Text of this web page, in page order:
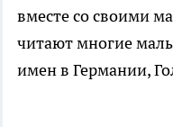
вместе со своими
читают многие
имен в Германии,